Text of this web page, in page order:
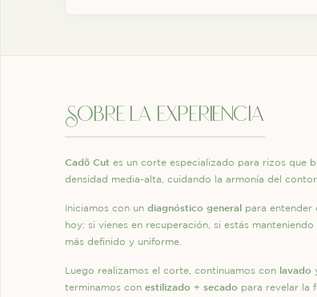
sobre la experiencia
Cadō Cut es un corte especializado para rizos que
densidad media-alta, cuidando la armonía del
Iniciamos con un diagnóstico general para entender
hoy: si vienes en recuperación, si estás
más definido y uniforme.
Luego realizamos el corte, continuamos con lavado
terminamos con estilizado + secado para revelar la